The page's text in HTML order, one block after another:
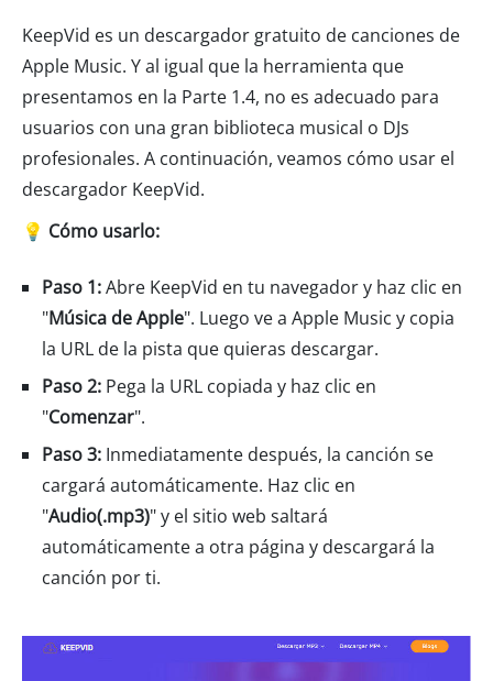
KeepVid es un descargador gratuito de canciones de
Apple Music. Y al igual que la herramienta que
presentamos en la Parte 1.4, no es adecuado para
usuarios con una gran biblioteca musical o DJs
profesionales. A continuación, veamos cómo usar el
descargador KeepVid.
💡 Cómo usarlo:
Paso 1:Abre KeepVid en tu navegador y haz clic en
"Música de Apple". Luego ve a Apple Music y copia
la URL de la pista que quieras descargar.
Paso 2: Pega la URL copiada y haz clic en
"Comenzar".
Paso 3: Inmediatamente después, la canción se
cargará automáticamente. Haz clic en
"Audio(.mp3)" y el sitio web saltará
automáticamente a otra página y descargará la
canción por ti.